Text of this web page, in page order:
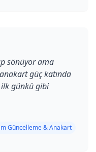
sönüyor ama
güç katında
ilk günkü gibi
Güncelleme & Anakart